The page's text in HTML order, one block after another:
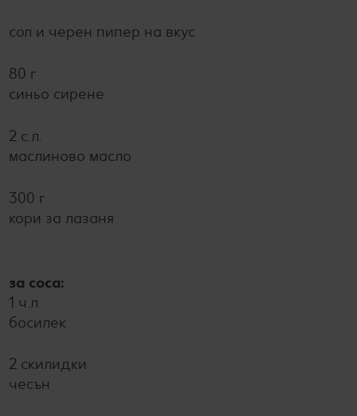
сол и черен пипер на вкус
80 г
синьо сирене
2 с.л.
маслиново масло
300 г
кори за лазаня
за соса:
1 ч.л.
босилек
2 скилидки
чесън